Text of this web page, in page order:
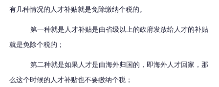
有几种情况的人才补贴就是免除缴纳个税的。
第一种就是人才补贴是由省级以上的政府发放给人才的补贴
就是免除个税的；
第二种就是如果人才是由海外归国的，即海外人才回家，那
么这个时候的人才补贴也不要缴纳个税；